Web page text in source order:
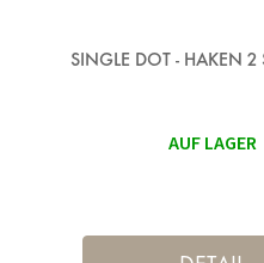
SINGLE DOT - HAKEN 2
AUF LAGER